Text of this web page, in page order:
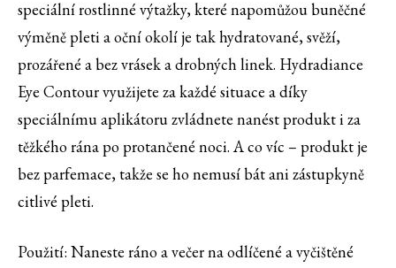
speciální rostlinné výtažky, které napomůžou buněčné
výměně pleti a oční okolí je tak hydratované, svěží,
prozářené a bez vrásek a drobných linek. Hydradiance
Eye Contour využijete za každé situace a díky
speciálnímu aplikátoru zvládnete nanést produkt i za
těžkého rána po protančené noci. A co víc – produkt je
bez parfemace, takže se ho nemusí bát ani zástupkyně
citlivé pleti.
Použití: Naneste ráno a večer na odlíčené a vyčištěné